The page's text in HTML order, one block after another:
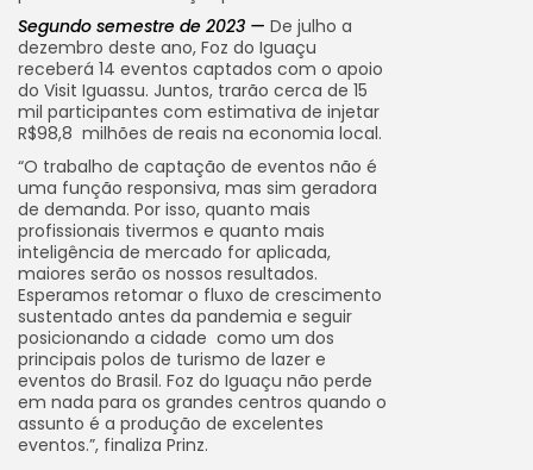
Segundo semestre de 2023 — De julho a
dezembro deste ano, Foz do Iguaçu
receberá 14 eventos captados com o apoio
do Visit Iguassu. Juntos, trarão cerca de 15
mil participantes com estimativa de injetar
R$98,8 milhões de reais na economia local.
“O trabalho de captação de eventos não é
uma função responsiva, mas sim geradora
de demanda. Por isso, quanto mais
profissionais tivermos e quanto mais
inteligência de mercado for aplicada,
maiores serão os nossos resultados.
Esperamos retomar o fluxo de crescimento
sustentado antes da pandemia e seguir
posicionando a cidade como um dos
principais polos de turismo de lazer e
eventos do Brasil. Foz do Iguaçu não perde
em nada para os grandes centros quando o
assunto é a produção de excelentes
eventos.”, finaliza Prinz.